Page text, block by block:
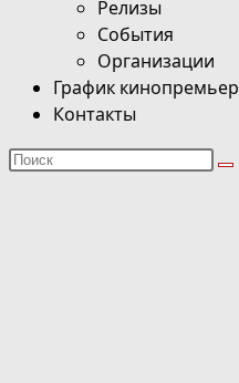
Релизы
События
Организации
График кинопремьер
Контакты
Поиск